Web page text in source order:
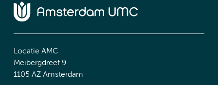
Locatie AMC
Meibergdreef 9
1105 AZ Amsterdam